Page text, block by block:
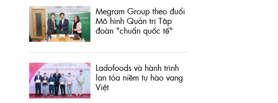
Megram Group theo đuổi
Mô hình Quản trị Tập
đoàn "chuẩn quốc tế"
Ladofoods và hành trình
lan tỏa niềm tự hào vang
Việt